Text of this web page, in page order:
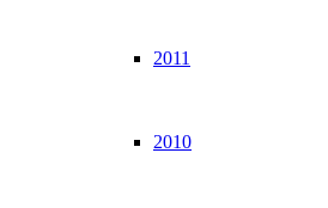
2011
2010